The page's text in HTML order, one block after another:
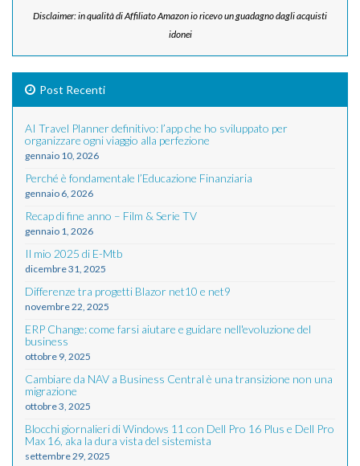
Disclaimer: in qualità di Affiliato Amazon io ricevo un guadagno dagli acquisti
idonei
Post Recenti
AI Travel Planner definitivo: l’app che ho sviluppato per
organizzare ogni viaggio alla perfezione
gennaio 10, 2026
Perché è fondamentale l’Educazione Finanziaria
gennaio 6, 2026
Recap di fine anno – Film & Serie TV
gennaio 1, 2026
Il mio 2025 di E-Mtb
dicembre 31, 2025
Differenze tra progetti Blazor net10 e net9
novembre 22, 2025
ERP Change: come farsi aiutare e guidare nell'evoluzione del
business
ottobre 9, 2025
Cambiare da NAV a Business Central è una transizione non una
migrazione
ottobre 3, 2025
Blocchi giornalieri di Windows 11 con Dell Pro 16 Plus e Dell Pro
Max 16, aka la dura vista del sistemista
settembre 29, 2025